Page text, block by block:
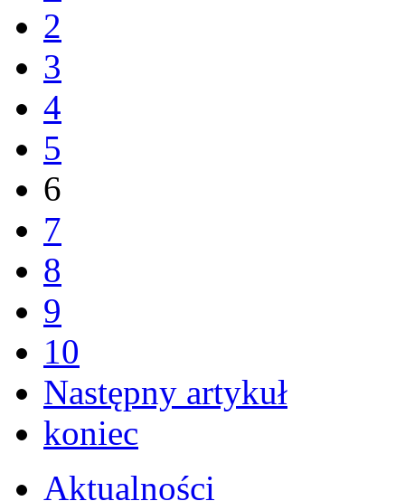
2
3
4
5
6
7
8
9
10
Następny artykuł
koniec
Aktualności